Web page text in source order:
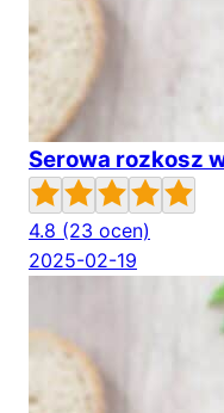
Serowa rozkosz
4.8 (23 ocen)
2025-02-19